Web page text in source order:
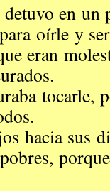
en un
oírle y
eran
tocarle,
hacia sus